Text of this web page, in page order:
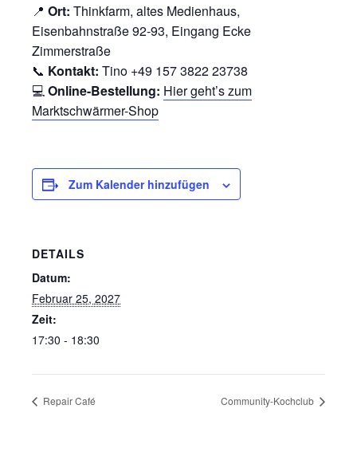
📍 Ort: Thinkfarm, altes Medienhaus,
Eisenbahnstraße 92-93, Eingang Ecke
Zimmerstraße
📞 Kontakt: Tino +49 157 3822 23738
💻Online-Bestellung: Hier geht’s zum
Marktschwärmer-Shop
Zum Kalender hinzufügen
DETAILS
Datum:
Februar 25, 2027
Zeit:
17:30 - 18:30
Repair Café Community-Kochclub